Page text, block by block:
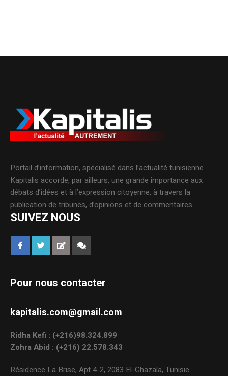
Portail d’information, spécialisé dans l’actualité tunisienne.
Kapitalis accorde, par ailleurs, une grande importance aux
débats d’idées et à l’expression citoyenne, à travers la
publication de tribunes, d’opinions et de commentaires.
SUIVEZ NOUS
Pour nous contacter
kapitalis.com@gmail.com
Ridha Kefi : (+216)98.324.899
Zohra Abid : (+216) 22.578.343
Résidence La Brise, Apt 4-2, 2083 El-Ghazala, Tunisie.